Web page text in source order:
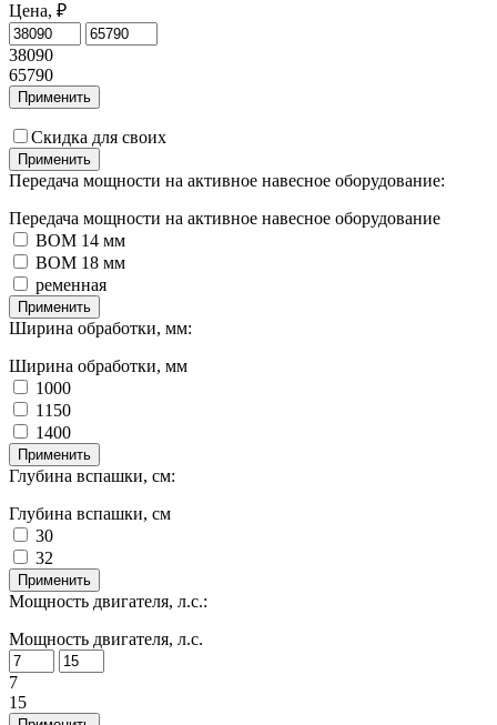
Цена, ₽
38090
65790
Применить
Скидка для своих
Применить
Передача мощности на активное навесное оборудование:
Передача мощности на активное навесное оборудование
ВОМ 14 мм
ВОМ 18 мм
ременная
Применить
Ширина обработки, мм:
Ширина обработки, мм
1000
1150
1400
Применить
Глубина вспашки, см:
Глубина вспашки, см
30
32
Применить
Мощность двигателя, л.с.:
Мощность двигателя, л.с.
7
15